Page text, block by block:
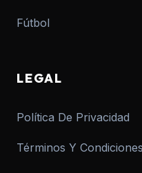
Fútbol
LEGAL
Política De Privacidad
Términos Y Condiciones